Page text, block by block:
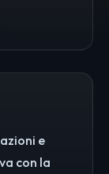
e
con la